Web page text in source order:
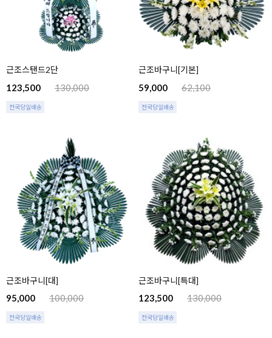
근조스탠드2단
123,500 130,000
전국당일배송
근조바구니[기본]
59,000 62,100
전국당일배송
근조바구니[대]
95,000 100,000
전국당일배송
근조바구니[특대]
123,500 130,000
전국당일배송